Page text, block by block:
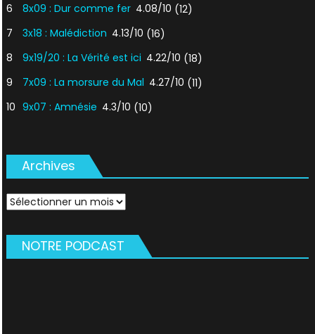
6
8x09 : Dur comme fer 4.08/10 (12)
7
3x18 : Malédiction 4.13/10 (16)
8
9x19/20 : La Vérité est ici 4.22/10 (18)
9
7x09 : La morsure du Mal 4.27/10 (11)
10 9x07 : Amnésie 4.3/10 (10)
Archives
Archives
NOTRE PODCAST